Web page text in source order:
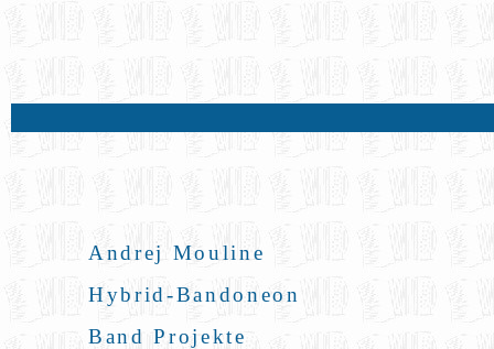
Andrej Mouline
Hybrid-Bandoneon
Band Projekte